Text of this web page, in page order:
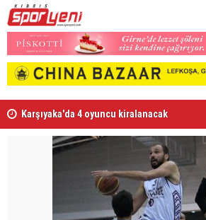
Karşıyaka'da 4 oyuncu kiralanacak